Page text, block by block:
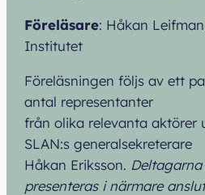
Föreläsare: Håkan
Institutet
Föreläsningen följs av ett
antal representanter
från olika relevanta aktörer
SLAN:s generalsekreterare
Håkan Eriksson.
presenteras i närmare